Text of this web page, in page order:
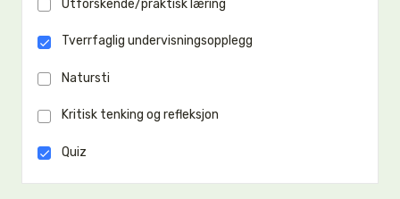
Utforskende/praktisk læring
Tverrfaglig undervisningsopplegg
Natursti
Kritisk tenking og refleksjon
Quiz